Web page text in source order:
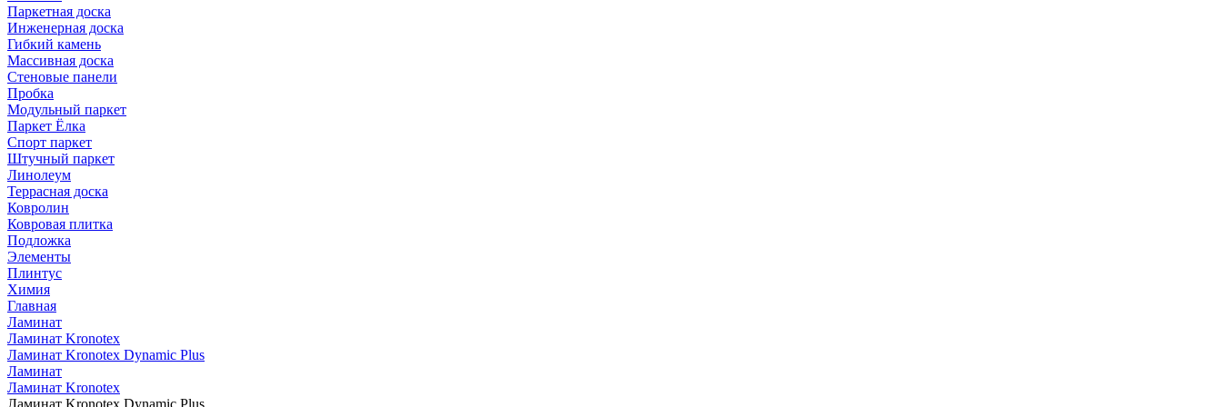
Паркетная доска
Инженерная доска
Гибкий камень
Массивная доска
Стеновые панели
Пробка
Модульный паркет
Паркет Ёлка
Спорт паркет
Штучный паркет
Линолеум
Террасная доска
Ковролин
Ковровая плитка
Подложка
Элементы
Плинтус
Химия
Главная
Ламинат
Ламинат Kronotex
Ламинат Kronotex Dynamic Plus
Ламинат
Ламинат Kronotex
Ламинат Kronotex Dynamic Plus